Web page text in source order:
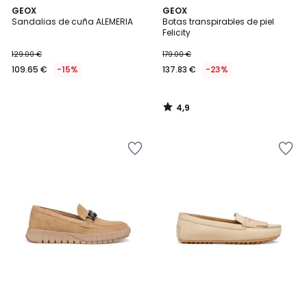
GEOX
Sandalias de cuña ALEMERIA
129.00 €
109.65 € -15%
GEOX
Botas transpirables de piel
Felicity
179.00 €
137.83 € -23%
4,9
/ 5
4,9
/